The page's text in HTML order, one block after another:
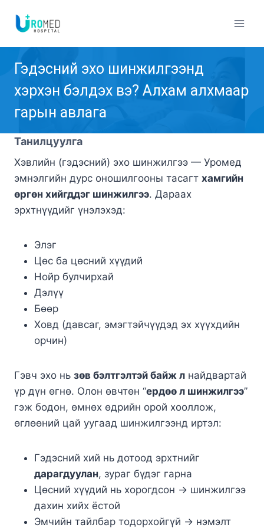
Гэдэсний эхо шинжилгээнд
хэрхэн бэлдэх вэ? Алхам алхмаар
гарын авлага
Танилцуулга
Хэвлийн (гэдэсний) эхо шинжилгээ — Уромед
эмнэлгийн дурс оношилгооны тасагт хамгийн
өргөн хийгддэг шинжилгээ. Дараах
эрхтнүүдийг үнэлэхэд:
Элэг
Цөс ба цөсний хүүдий
Нойр булчирхай
Дэлүү
Бөөр
Ховд (давсаг, эмэгтэйчүүдэд эх хүүхдийн
орчин)
Гэвч эхо нь зөв бэлтгэлтэй байж л найдвартай
үр дүн өгнө. Олон өвчтөн “ердөө л шинжилгээ”
гэж бодон, өмнөх өдрийн орой хооллож,
өглөөний цай уугаад шинжилгээнд иртэл:
Гэдэсний хий нь дотоод эрхтнийг
дарагдуулан, зураг бүдэг гарна
Цөсний хүүдий нь хорогдсон → шинжилгээ
дахин хийх ёстой
Эмчийн тайлбар тодорхойгүй → нэмэлт